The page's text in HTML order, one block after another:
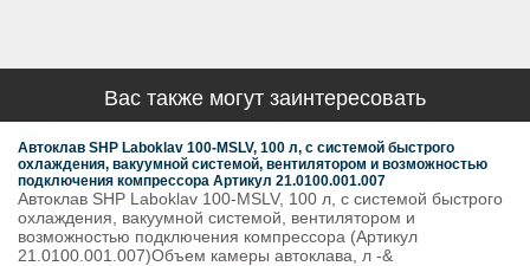
Вас также могут заинтересовать
Автоклав SHP Laboklav 100-MSLV, 100 л, с системой быстрого
охлаждения, вакуумной системой, вентилятором и возможностью
подключения компрессора Артикул 21.0100.001.007
Автоклав SHP Laboklav 100-MSLV, 100 л, с системой быстрого
охлаждения, вакуумной системой, вентилятором и
возможностью подключения компрессора (Артикул
21.0100.001.007)Объем камеры автоклава, л -&